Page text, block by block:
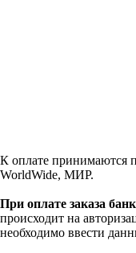
К оплате принимаются
WorldWide, МИР.
При оплате заказа
происходит на
необходимо ввести